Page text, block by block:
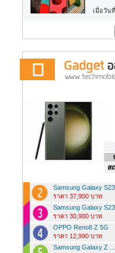
เมื่อวัน
ส
Samsung Galaxy
ราคา 37,900 บาท
Samsung Galaxy S23
ราคา 30,900 บาท
OPPO Reno8 Z 5G
ราคา 12,990 บาท
Samsung Galaxy Z ...